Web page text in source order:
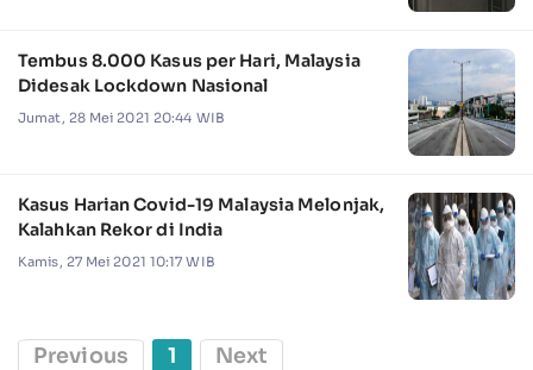
Tembus 8.000 Kasus per Hari, Malaysia
Didesak Lockdown Nasional
Jumat, 28 Mei 2021 20:44 WIB
Kasus Harian Covid-19 Malaysia Melonjak,
Kalahkan Rekor di India
Kamis, 27 Mei 2021 10:17 WIB
Previous 1 Next